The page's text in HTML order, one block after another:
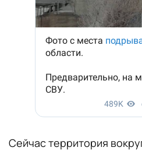
Сейчас территория